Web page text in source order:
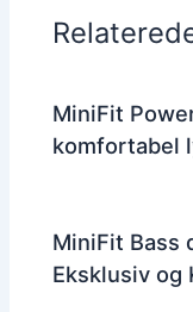
MiniFit
komfortabel
MiniFit Bass
Eksklusiv og